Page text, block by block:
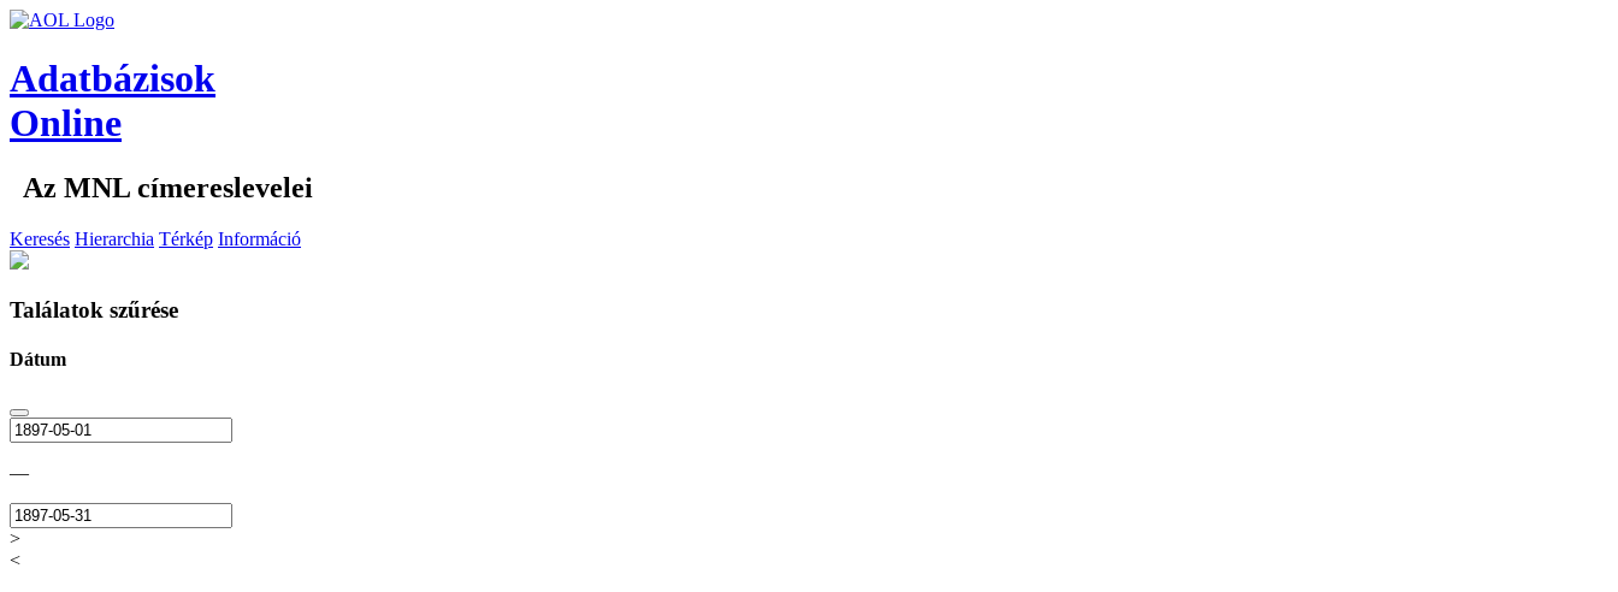
Adatbázisok
Online
Az MNL címereslevelei
Keresés Hierarchia Térkép Információ
Találatok szűrése
Dátum
—
>
<